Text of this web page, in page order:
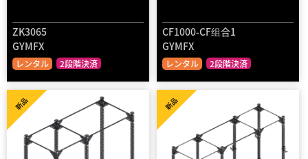
ZK3065
GYMFX
レンタル 2段階決済
CF1000-CF组合1
GYMFX
レンタル 2段階決済
新品 新品